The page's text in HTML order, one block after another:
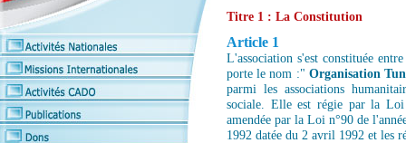
Titre 1 : La Constitution
Article 1
L'association s'est constituée
porte le nom :" Organisation
parmi les associations
sociale. Elle est régie par la
amendée par la Loi n°90 de
1992 datée du 2 avril 1992 et les